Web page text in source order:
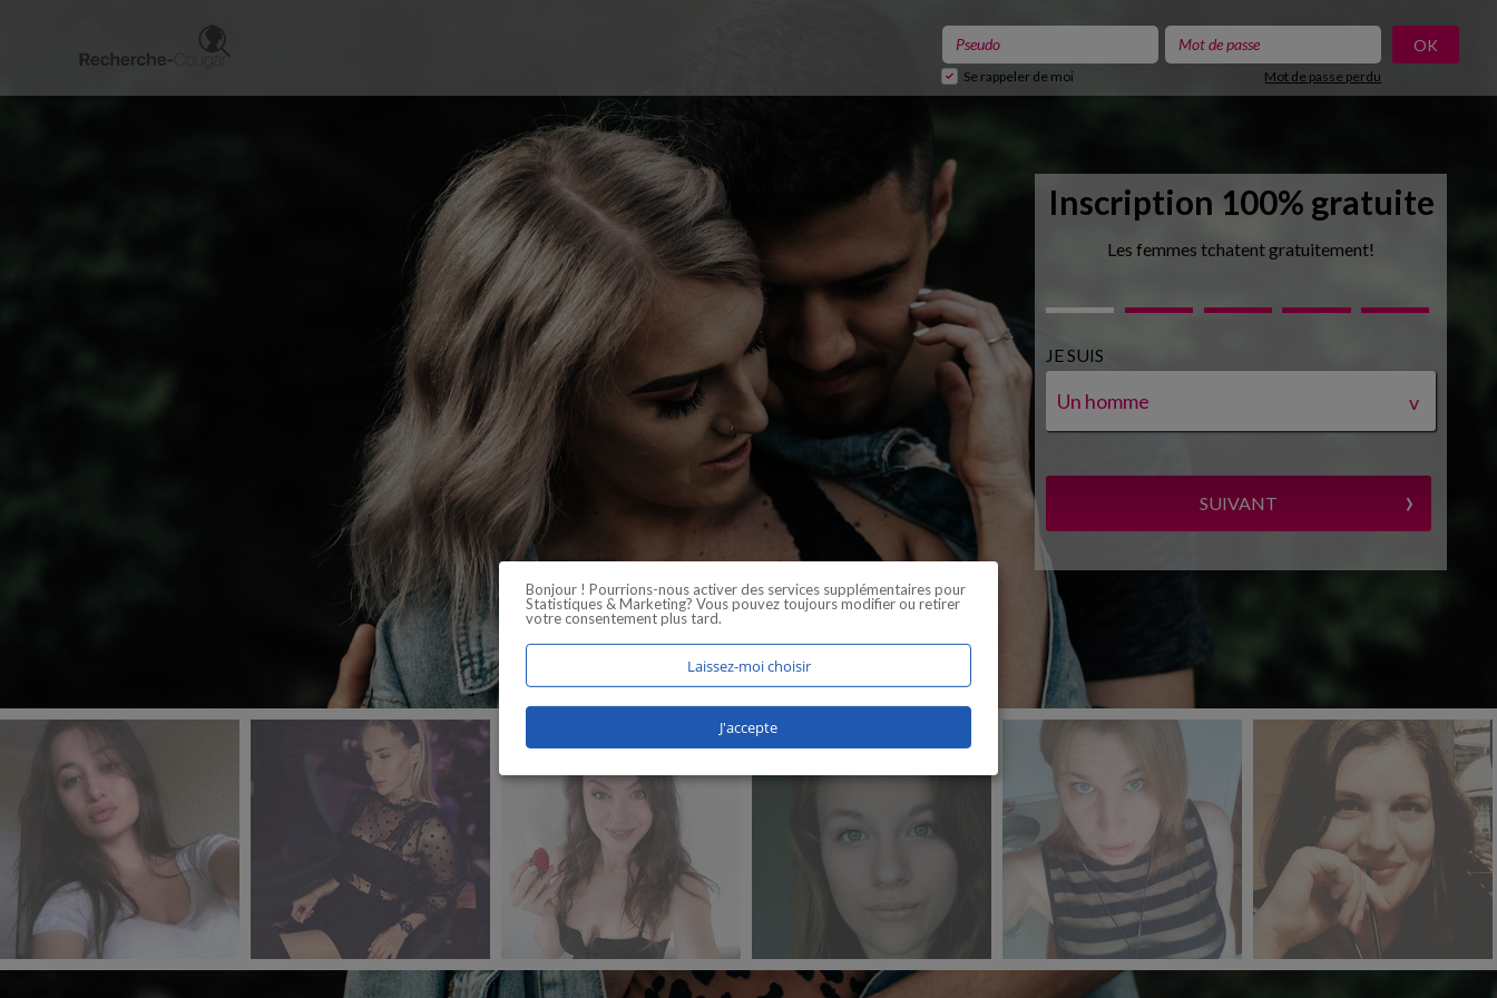
Se rappeler de moi Mot de passe perdu
Inscription 100% gratuite
Les femmes tchatent gratuitement!
JE SUIS
Un homme v
SUIVANT ›
Bonjour ! Pourrions-nous activer des services supplémentaires pour
Statistiques & Marketing? Vous pouvez toujours modifier ou retirer
votre consentement plus tard.
Laissez-moi choisir
J'accepte